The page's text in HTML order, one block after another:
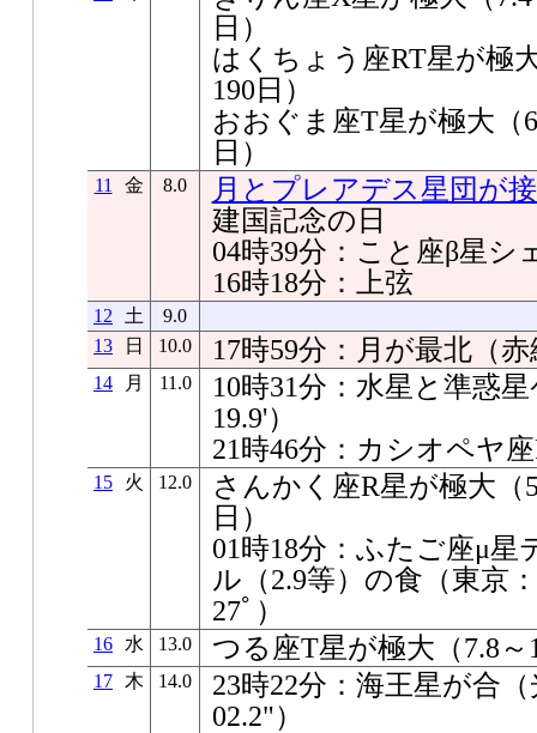
日）
はくちょう座RT星が極
190日）
おおぐま座T星が極大（
日）
11 金 8.0
月とプレアデス星団が
建国記念の日
04時39分：こと座β星シ
16時18分：上弦
12 土
9.0
13
日 10.0 17時59分：月が最北（赤
14 月 11.0
10時31分：水星と準惑
19.9'）
21時46分：カシオペヤ
15 火 12.0
さんかく座R星が極大（
日）
01時18分：ふたご座μ
ル（2.9等）の食（東京
27ﾟ）
16 水 13.0 つる座T星が極大（7.8～
17 木 14.0
23時22分：海王星が合
02.2"）